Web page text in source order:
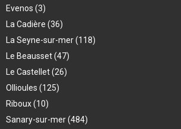
Evenos (3)
La Cadière (36)
La Seyne-sur-mer(118)
Le Beausset(47)
Le Castellet(26)
Ollioules (125)
Riboux(10)
Sanary-sur-mer(484)